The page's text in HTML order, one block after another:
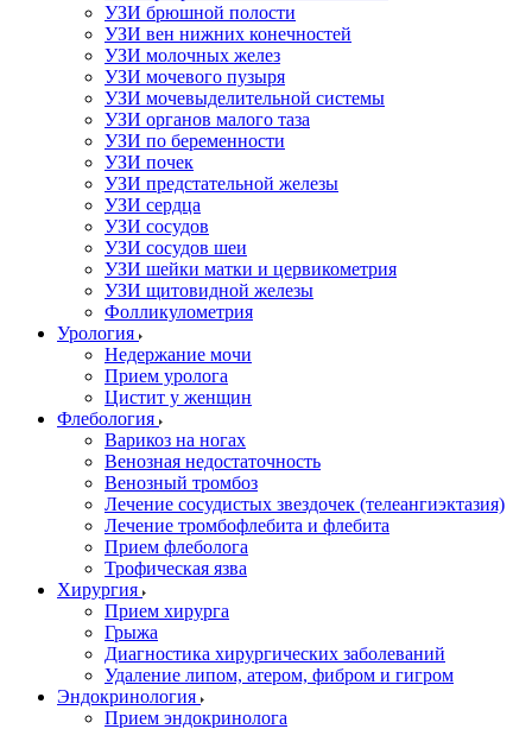
УЗИ брюшной полости
УЗИ вен нижних конечностей
УЗИ молочных желез
УЗИ мочевого пузыря
УЗИ мочевыделительной системы
УЗИ органов малого таза
УЗИ по беременности
УЗИ почек
УЗИ предстательной железы
УЗИ сердца
УЗИ сосудов
УЗИ сосудов шеи
УЗИ шейки матки и цервикометрия
УЗИ щитовидной железы
Фолликулометрия
Урология
Недержание мочи
Прием уролога
Цистит у женщин
Флебология
Варикоз на ногах
Венозная недостаточность
Венозный тромбоз
Лечение сосудистых звездочек (телеангиэктазия)
Лечение тромбофлебита и флебита
Прием флеболога
Трофическая язва
Хирургия
Прием хирурга
Грыжа
Диагностика хирургических заболеваний
Удаление липом, атером, фибром и гигром
Эндокринология
Прием эндокринолога